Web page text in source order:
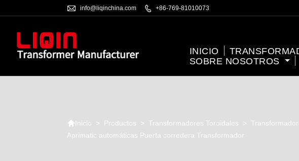
 info@liqinchina.com  +86-769-81010073
INICIO
SOBRE NOSOTROS
 Inicio > Productos > Transformadores Toroidales >
Aprimatic automáticas Puerta corredera Transformador